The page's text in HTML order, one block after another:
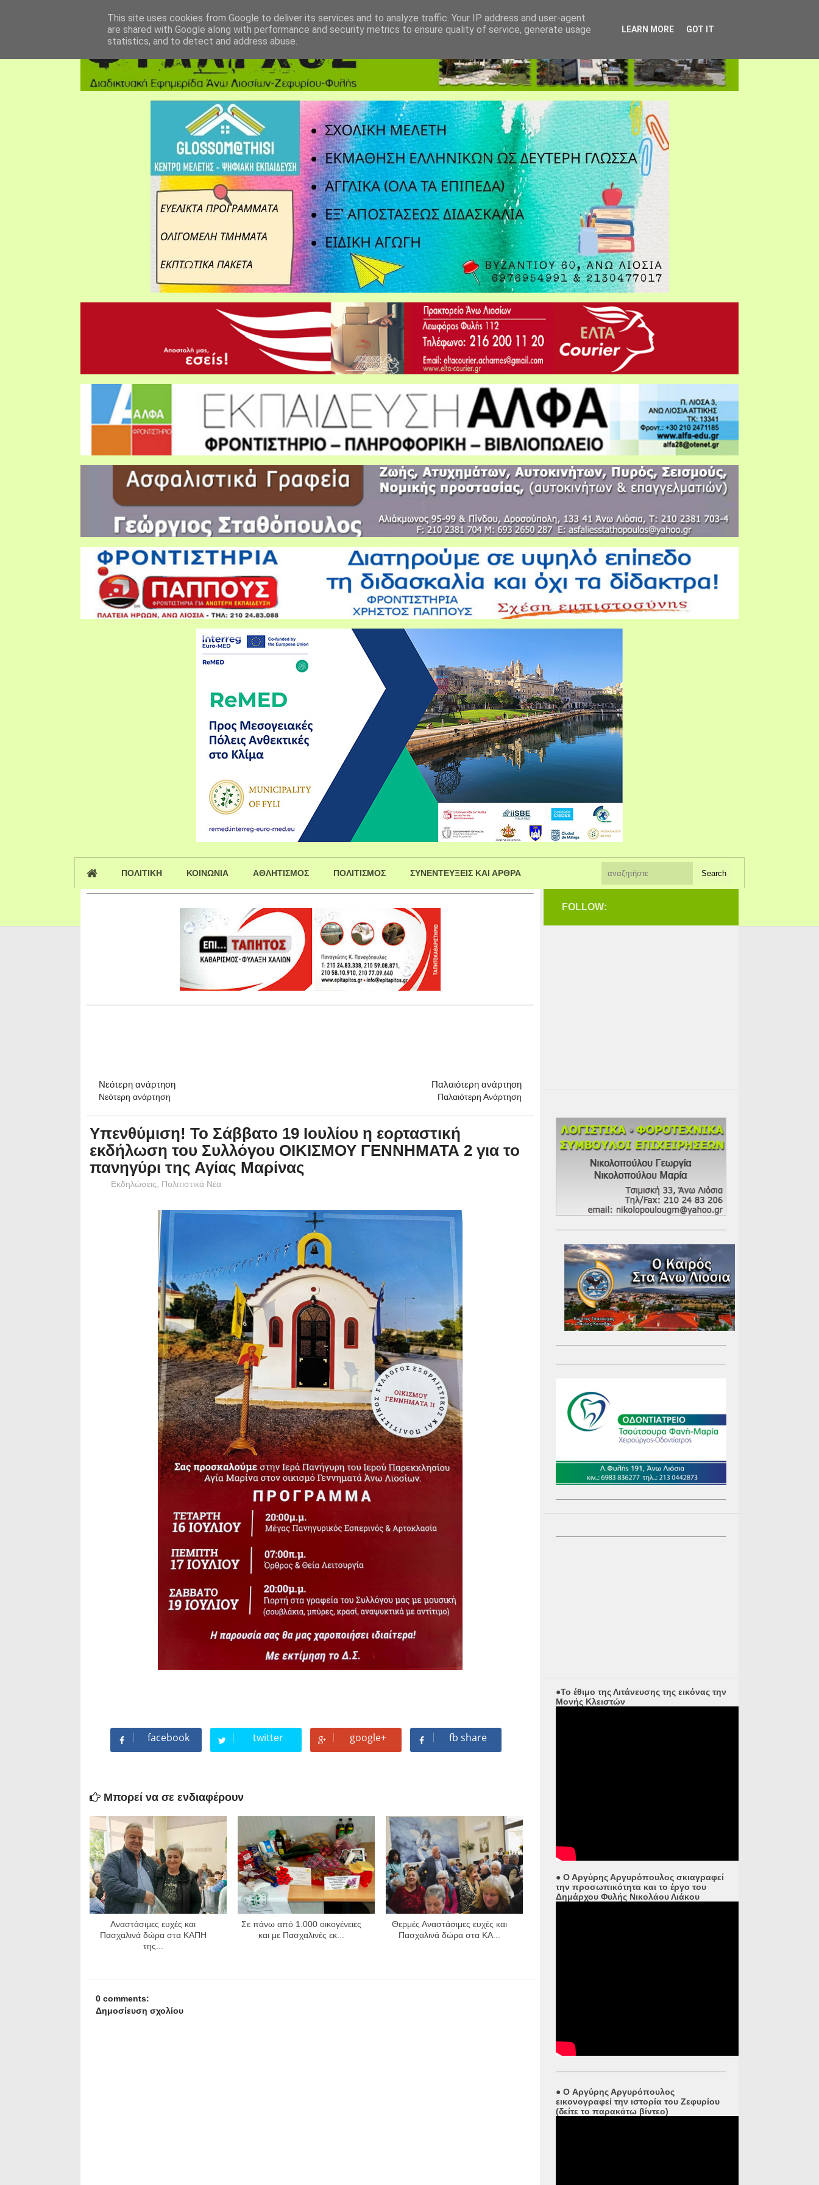
ΠΟΛΙΤΙΚΗ ΚΟΙΝΩΝΙΑ ΑΘΛΗΤΙΣΜΟΣ ΠΟΛΙΤΙΣΜΟΣ ΣΥΝΕΝΤΕΥΞΕΙΣ ΚΑΙ ΑΡΘΡΑ
Νεότερη ανάρτηση
Νεότερη ανάρτηση
Παλαιότερη ανάρτηση
Παλαιότερη Ανάρτηση
Υπενθύμιση! Το Σάββατο 19 Ιουλίου η εορταστική
εκδήλωση του Συλλόγου ΟΙΚΙΣΜΟΥ ΓΕΝΝΗΜΑΤΑ 2 για το
πανηγύρι της Αγίας Μαρίνας
Εκδηλώσεις Πολιτιστικά Νέα
facebook twitter google+ fb share
Μπορεί να σε ενδιαφέρουν
Αναστάσιμες ευχές και
Πασχαλινά δώρα στα ΚΑΠΗ
της...
Σε πάνω από 1.000 οικογένειες
και με Πασχαλινές εκ...
Θερμές Αναστάσιμες ευχές και
Πασχαλινά δώρα στα ΚΑ...
0 comments:
Δημοσίευση σχολίου
FOLLOW:
●Το έθιμο της Λιτάνευσης της εικόνας την
Μονής Κλειστών
● Ο Αργύρης Αργυρόπουλος σκιαγραφεί
την προσωπικότητα και το έργο του
Δημάρχου Φυλής Νικολάου Λιάκου
● O Αργύρης Αργυρόπουλος
εικονογραφεί την ιστορία του Ζεφυρίου
(δείτε το παρακάτω βίντεο)
This site uses cookies from Google to deliver its services and to analyze traffic. Your IP address and user-agent
are shared with Google along with performance and security metrics to ensure quality of service, generate usage
statistics, and to detect and address abuse.
LEARN MORE GOT IT